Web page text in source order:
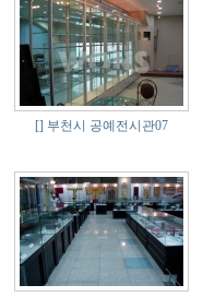
[] 부천시 공예전시관07